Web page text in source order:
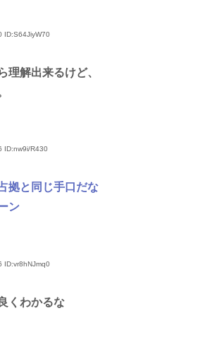
ID:S64JiyW70
理解出来るけど、
ID:nw9i/R430
拠と同じ手口だな
ン
ID:vr8hNJmq0
くわかるな